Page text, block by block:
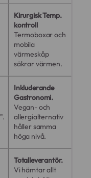
Kirurgisk Temp.
kontroll
Termoboxar och
mobila
värmeskåp
säkrar värmen.
Inkluderande
Gastronomi.
Vegan- och
allergialternativ
håller samma
höga nivå.
Totalleverantör.
Vi hämtar allt